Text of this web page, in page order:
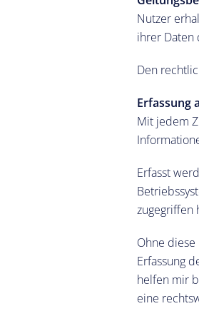
Nutzer
ihrer
Den
Erfassung
Mit jedem
Erfasst
zugegriffen
Ohne
Erfassung
helfen mir
eine